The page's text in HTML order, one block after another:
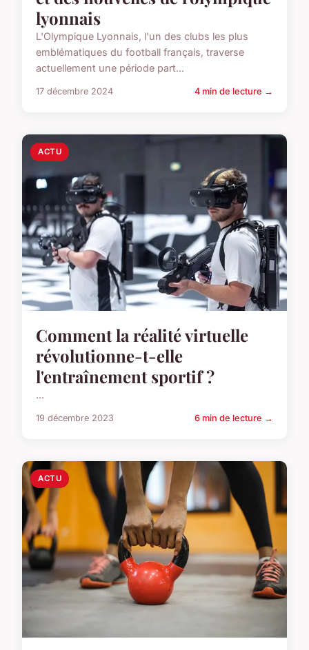
lyonnais
L'Olympique Lyonnais, l'un des clubs les plus
emblématiques du football français, traverse
actuellement une période part...
17 décembre 2024 4 min de lecture →
ACTU
Comment la réalité virtuelle
révolutionne-t-elle
l'entraînement sportif ?
...
19 décembre 2023 6 min de lecture →
ACTU